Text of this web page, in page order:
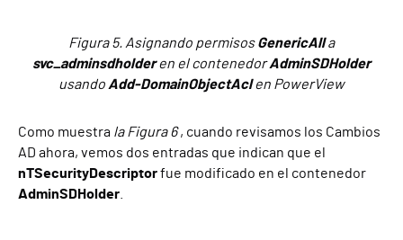
Figura 5. Asignando permisosGenericAlla
svc_adminsdholderen el contenedorAdminSDHolder
usando Add-DomainObjectAclen PowerView
Como muestra la Figura 6, cuando revisamos los Cambios
AD ahora, vemos dos entradas que indican que el
nTSecurityDescriptorfue modificado en el contenedor
AdminSDHolder